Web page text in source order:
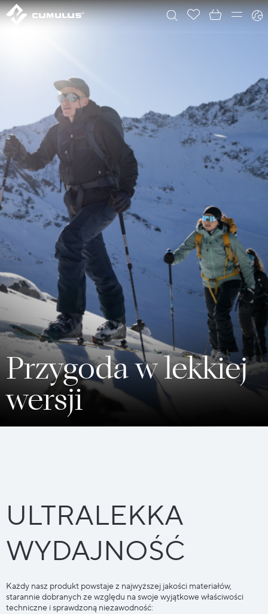
Przygoda w lekkiej
wersji
ULTRALEKKA
WYDAJNOŚĆ
Każdy nasz produkt powstaje z najwyższej jakości materiałów,
starannie dobranych ze względu na swoje wyjątkowe właściwości
techniczne i sprawdzoną niezawodność: